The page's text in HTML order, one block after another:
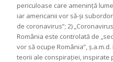
periculoase care amenință
iar americanii vor să-și
de coronavirus”; 2)
România este controlată de
vor să ocupe România”,
teorii ale conspirației, inspirate